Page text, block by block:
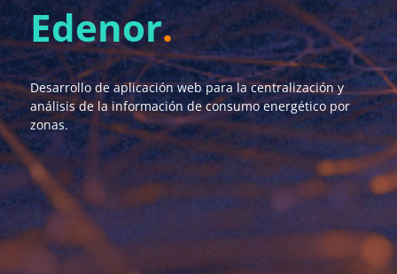
Edenor.
Desarrollo de aplicación web para la centralización y
análisis de la información de consumo energético por
zonas.